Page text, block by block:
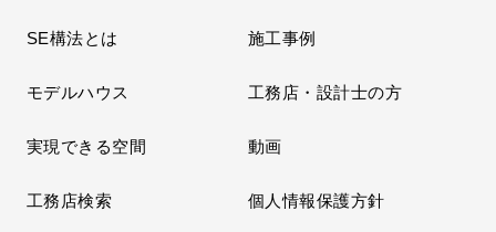
SE構法とは 施工事例
モデルハウス 工務店・設計士の方
実現できる空間 動画
工務店検索 個人情報保護方針